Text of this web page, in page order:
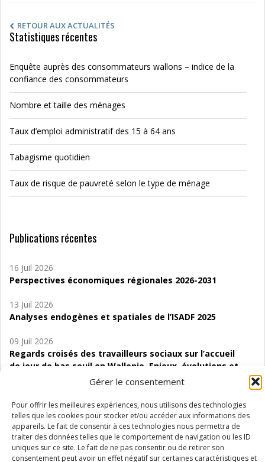
Gérer le consentement
Pour offrir les meilleures expériences, nous utilisons des technologies
telles que les cookies pour stocker et/ou accéder aux informations des
appareils. Le fait de consentir à ces technologies nous permettra de
traiter des données telles que le comportement de navigation ou les ID
uniques sur ce site. Le fait de ne pas consentir ou de retirer son
consentement peut avoir un effet négatif sur certaines caractéristiques et
RETOUR AUX ACTUALITÉS
Statistiques récentes
Enquête auprès des consommateurs wallons – indice de la
confiance des consommateurs
Nombre et taille des ménages
Taux d’emploi administratif des 15 à 64 ans
Tabagisme quotidien
Taux de risque de pauvreté selon le type de ménage
Publications récentes
16 Juil 2026
Perspectives économiques régionales 2026-2031
13 Juil 2026
Analyses endogènes et spatiales de l’ISADF 2025
09 Juil 2026
Regards croisés des travailleurs sociaux sur l’accueil
de jour de bas seuil en Wallonie. Enjeux, évolutions et
06 Juil 2026
Étude d’évaluabilité des Structures
d’accompagnement à l’autocréation d’emploi (SAACE)
01 Juil 2026